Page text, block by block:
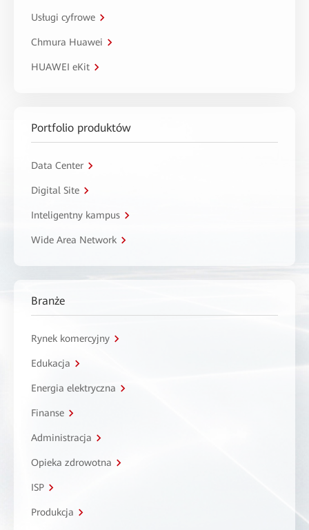
Usługi cyfrowe
Chmura Huawei
HUAWEI eKit
Portfolio produktów
Data Center
Digital Site
Inteligentny kampus
Wide Area Network
Branże
Rynek komercyjny
Edukacja
Energia elektryczna
Finanse
Administracja
Opieka zdrowotna
ISP
Produkcja